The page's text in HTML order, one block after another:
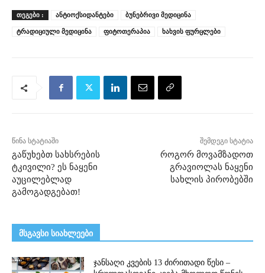
ᲗᲔᲒᲔᲑᲘ : ანტიოქსიდანტები ბუნებრივი მედიცინა
ტრადიციული მედიცინა ფიტოთერაპია ხახვის ფურცლები
წინა სტატიაში
გაწუხებთ სახსრების
ტკივილი? ეს ნაყენი
აუცილებლად
გამოგადგებათ!
შემდეგი სტატია
როგორ მოვამზადოთ
გრავიოლას ნაყენი
სახლის პირობებში
მსგავსი სიახლეები
ჯანსაღი კვების 13 ძირითადი წესი –